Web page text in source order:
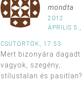
mondta
2012.
ÁPRILIS 5.,
CSÜTÖRTÖK, 17:53
Mert bizonyára dagadt
vagyok, szegény,
stílustalan és pasitlan?